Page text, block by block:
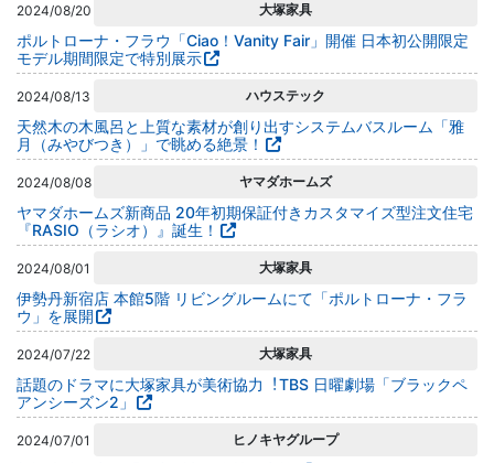
2024/08/20 大塚家具
ポルトローナ・フラウ「Ciao！Vanity Fair」開催 日本初公開限定
モデル期間限定で特別展示
2024/08/13 ハウステック
天然木の木風呂と上質な素材が創り出すシステムバスルーム「雅
月（みやびつき）」で眺める絶景！
2024/08/08 ヤマダホームズ
ヤマダホームズ新商品 20年初期保証付きカスタマイズ型注文住宅
『RASIO（ラシオ）』誕生！
2024/08/01 大塚家具
伊勢丹新宿店 本館5階 リビングルームにて「ポルトローナ・フラ
ウ」を展開
2024/07/22 大塚家具
話題のドラマに⼤塚家具が美術協⼒︕TBS 日曜劇場「ブラックペ
アンシーズン2」
2024/07/01 ヒノキヤグループ